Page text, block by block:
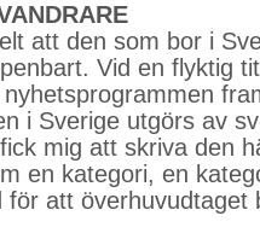
att den som bor i
Vid en flyktig
i Sverige utgörs av
mig att skriva den
en kategori, en
för att överhuvudtaget